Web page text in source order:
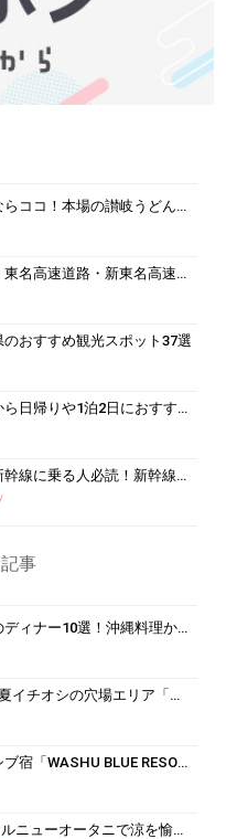
香川県でうどん巡りするならココ！本場の讃岐うどんの名店
ここに寄るのがおすすめ！東名高速道路・新東名高速道路の充実のSA・PA10選
おすすめ観光スポット37選
暑い夏を乗り切る！関西から日帰りや1泊2日におすすめの避暑地10選
【初心者向け】はじめて新幹線に乗る人必読！新幹線の乗り方をイチから徹底解説
事
北谷・名護・恩納村周辺のディナー10選！沖縄料理からコース料理まで
都心からたった1時間！今夏イチオシの穴場エリア「三浦半島」
贅沢なオールインクルーシブ宿「WASHU BLUE RESORT 風籠」で...
大都会にある“避暑地”ホテルニューオータニで涼を愉しむ